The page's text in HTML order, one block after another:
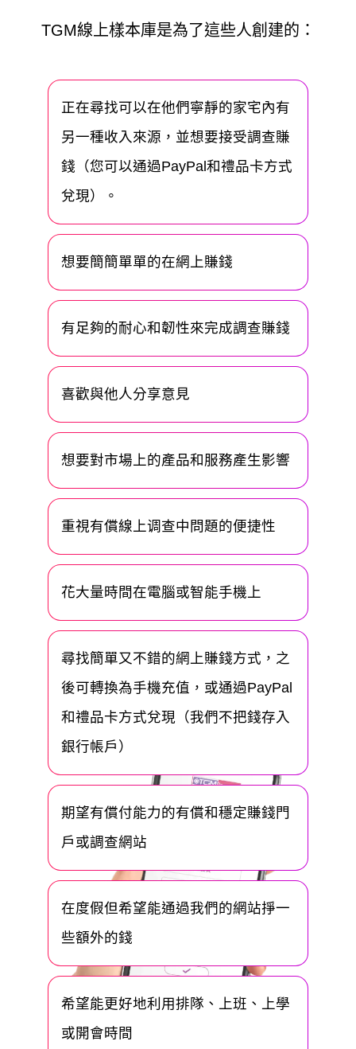
TGM線上樣本庫是為了這些人創建的：
正在尋找可以在他們寧靜的家宅內有
另一種收入來源，並想要接受調查賺
錢（您可以通過PayPal和禮品卡方式
兌現）。
想要簡簡單單的在網上賺錢
有足夠的耐心和韌性來完成調查賺錢
喜歡與他人分享意見
想要對市場上的產品和服務產生影響
重視有償線上调查中問題的便捷性
花大量時間在電腦或智能手機上
尋找簡單又不錯的網上賺錢方式，之
後可轉換為手機充值，或通過PayPal
和禮品卡方式兌現（我們不把錢存入
銀行帳戶）
期望有償付能力的有償和穩定賺錢門
戶或調查網站
在度假但希望能通過我們的網站掙一
些額外的錢
希望能更好地利用排隊、上班、上學
或開會時間